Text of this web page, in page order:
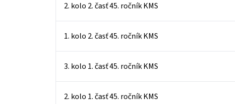
2. kolo 2. časť 45. ročník KMS
1. kolo 2. časť 45. ročník KMS
3. kolo 1. časť 45. ročník KMS
2. kolo 1. časť 45. ročník KMS